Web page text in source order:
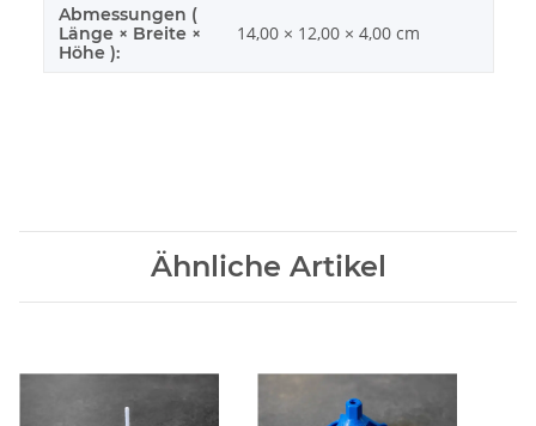
Abmessungen (
Länge × Breite ×
Höhe ):
14,00 × 12,00 × 4,00 cm
Ähnliche Artikel